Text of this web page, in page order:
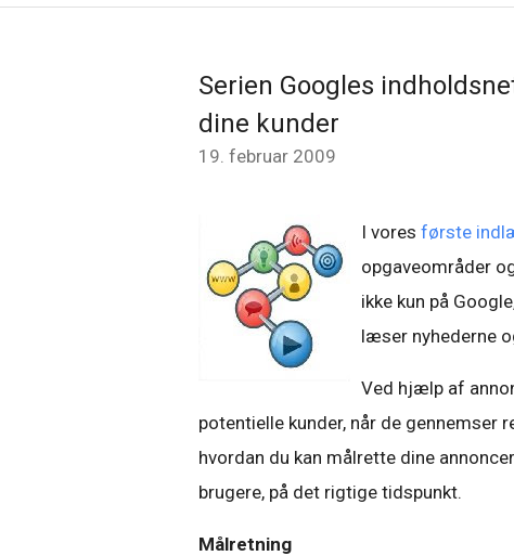
Serien Googles
dine kunder
19. februar 2009
I vores første
opgaveområder
ikke kun på
læser nyhederne
Ved hjælp af
potentielle kunder, når de gennemser
hvordan du kan målrette dine
brugere, på det rigtige tidspunkt.
Målretning